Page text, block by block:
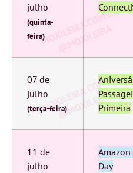
julho
(quinta-
feira)
07 de
julho
(terça-feira)
Primeira
11 de
julho
Amazon
Day